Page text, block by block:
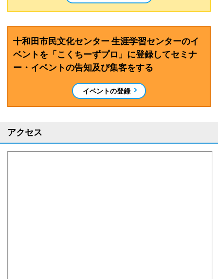
十和田市民文化センター 生涯学習センターのイ
ベントを「こくちーずプロ」に登録してセミナ
ー・イベントの告知及び集客をする
イベントの登録
アクセス